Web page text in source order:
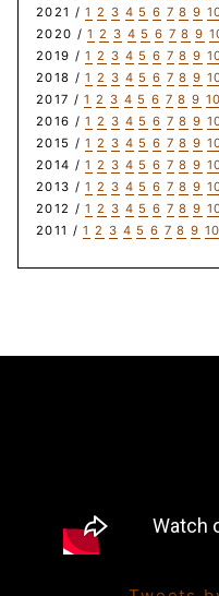
2021 /1 2 3 4 5 6 7 8 9
2020 /1 2 3 4 5 6 7 8 9
2019 /1 2 3 4 5 6 7 8 9
2018 /1 2 3 4 5 6 7 8 9
2017 /1 2 3 4 5 6 7 8 9 10
2016 /1 2 3 4 5 6 7 8 9
2015 /1 2 3 4 5 6 7 8 9
2014 /1 2 3 4 5 6 7 8 9
2013 /1 2 3 4 5 6 7 8 9
2012 /1 2 3 4 5 6 7 8 9
2011 /1 2 3 4 5 6 7 8 9 10